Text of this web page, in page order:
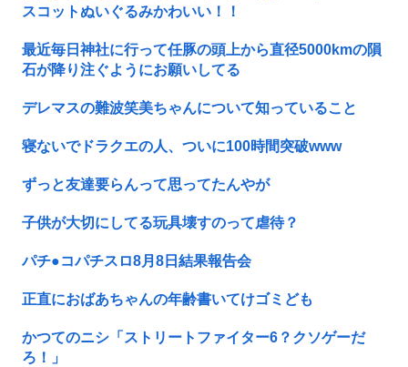
スコットぬいぐるみかわいい！！
最近毎日神社に行って任豚の頭上から直径5000kmの隕
石が降り注ぐようにお願いしてる
デレマスの難波笑美ちゃんについて知っていること
寝ないでドラクエの人、ついに100時間突破www
ずっと友達要らんって思ってたんやが
子供が大切にしてる玩具壊すのって虐待？
パチ●コパチスロ8月8日結果報告会
正直におばあちゃんの年齢書いてけゴミども
かつてのニシ「ストリートファイター6？クソゲーだ
ろ！」